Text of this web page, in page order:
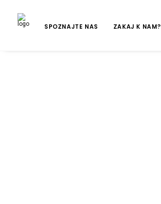
SPOZNAJTE NAS ZAKAJ K NAM?